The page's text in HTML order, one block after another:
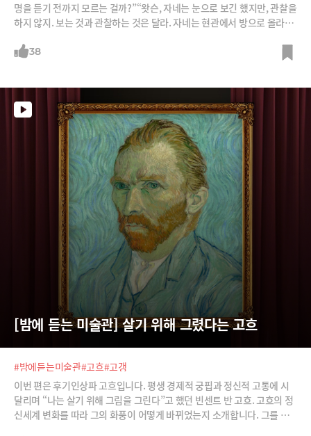
명을 듣기 전까지 모르는 걸까?”“왓슨, 자네는 눈으로 보긴 했지만, 관찰을
하지 않지. 보는 것과 관찰하는 것은 달라. 자네는 현관에서 방으로 올라오
모르겠는걸”“바로 그거야. 자네는 관찰(Observe)하지 않았어. 보기(Se
과정엔 ‘상상’, ‘연결짓기’. ‘패턴읽기’. ‘유추’ 등 여러 가지가 언급된다. 그
러나 첫 번째 단계는 무엇보다 ‘관찰’이다. 무언가를 뚫어지게 적극적으로
골똘히 보는 것. 수동적으로 세상을 바라볼 때 감각기관을 스쳐 지나가는
수많은 정보는 ‘인상’을 만들어내는 데 그친다. 그러나 적극적인 관찰을 통
하면 그 인상은 의미 있는 지식과 통찰로 전환된다. 그
38
[밤에 듣는 미술관] 살기 위해 그렸다는 고흐
#밤에듣는미술관#고흐#고갱
이번 편은 후기인상파 고흐입니다. 평생 경제적 궁핍과 정신적 고통에 시
달리며 “나는 살기 위해 그림을 그린다”고 했던 빈센트 반 고흐. 고흐의 정
신세계 변화를 따라 그의 화풍이 어떻게 바뀌었는지 소개합니다. 그를 그